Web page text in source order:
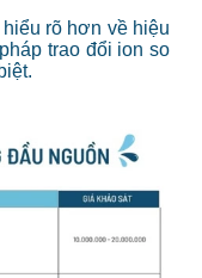
rõ hơn về hiệu
trao đổi ion so